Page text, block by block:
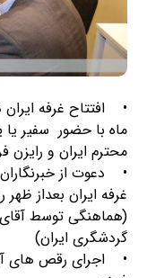
ماه با حضور سفیر یا
محترم ایران و رایزن
• دعوت از
غرفه ایران بعداز ظهر
(هماهنگی توسط آقای
گردشگری ایران)
• اجرای رقص های